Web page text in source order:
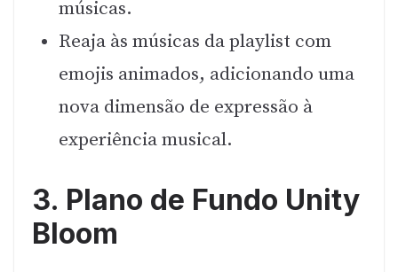
músicas.
Reaja às músicas da playlist com
emojis animados, adicionando uma
nova dimensão de expressão à
experiência musical.
3. Plano de Fundo Unity
Bloom